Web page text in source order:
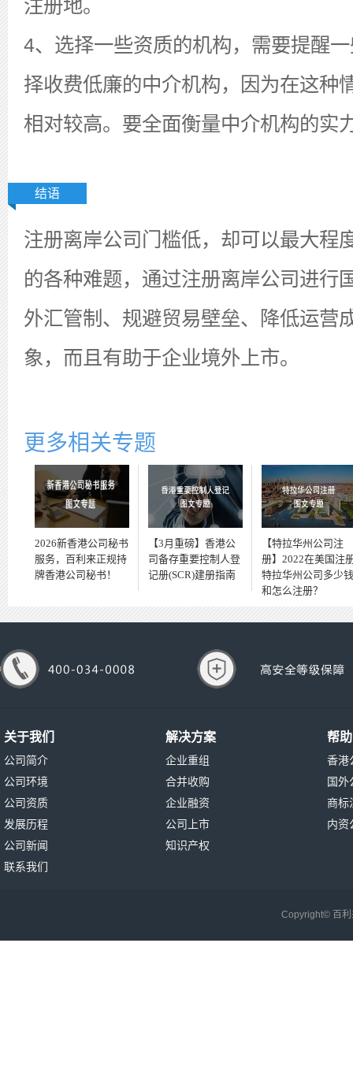
注册地。
4、选择一些资质的机构，需要提醒
择收费低廉的中介机构，因为在这种
相对较高。要全面衡量中介机构的实
结语
注册离岸公司门槛低，却可以最大程
的各种难题，通过注册离岸公司进行
外汇管制、规避贸易壁垒、降低运营
象，而且有助于企业境外上市。
更多相关专题
2026新香港公司秘书
服务，百利来正规持
牌香港公司秘书！
【3月重磅】香港公
司备存重要控制人登
记册(SCR)建册指南
【特拉华州公司注
册】2022在美国注
特拉华州公司多少钱
和怎么注册？
关于我们
公司简介
公司环境
公司资质
发展历程
公司新闻
联系我们
解决方案
企业重组
合并收购
企业融资
公司上市
知识产权
帮
香港
国外
商标
内资
Copyright© 百